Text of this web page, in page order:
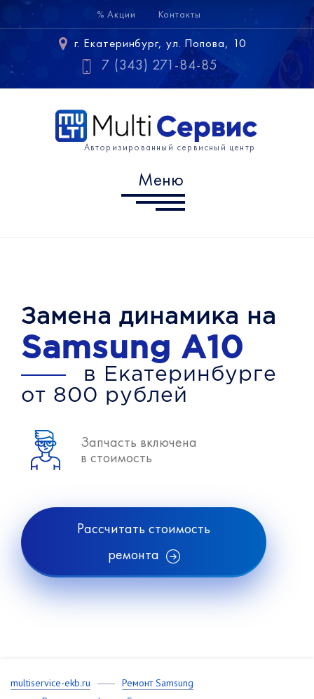
Меню
Samsung
Xiaomi
% Акции Контакты
г. Екатеринбург, ул. Попова, 10
7 (343) 271-84-85
Авторизированный сервисный центр
Меню
Замена динамика на
Samsung A10
в Екатеринбурге
от 800 рублей
Запчасть включена
в стоимость
Рассчитать стоимость
ремонта
multiservice-ekb.ru
Ремонт Samsung